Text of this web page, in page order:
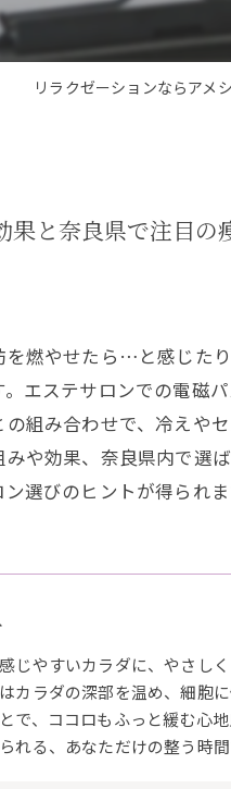
リラクゼーションならアメ
果と奈良県で注目
燃やせたら…と感じた
エステサロンでの電磁
組み合わせで、冷えや
や効果、奈良県内で選
選びのヒントが得られま
じやすいカラダに、やさしく
カラダの深部を温め、細胞
で、ココロもふっと緩む心地
れる、あなただけの整う時間